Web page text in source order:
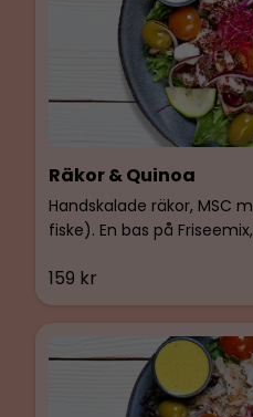
Räkor & Quinoa
159 kr
Handskalade räkor, MSC
fiske). En bas på
med BIMs egen basilikaolja.